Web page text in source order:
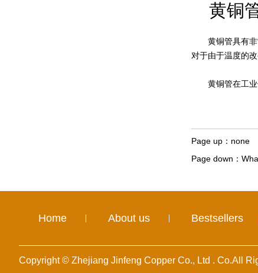
黄铜
黄铜管具有非常
对于由于温度的
黄铜管在工业领
Page up： none
Page down：
Home About us Bestsellers
Copyright © Zhejiang Jinfeng Copper Co., Ltd . Co.All